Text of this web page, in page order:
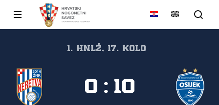
1. HNLŽ, 17. kolo
0 : 10